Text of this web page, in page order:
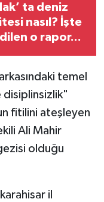
ta deniz
nasıl? İşte
o rapor...
temel
fitilini ateşleyen
Ali Mahir
olduğu
il